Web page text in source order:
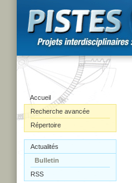
Accueil
Recherche avancée
Répertoire
Actualités
Bulletin
RSS